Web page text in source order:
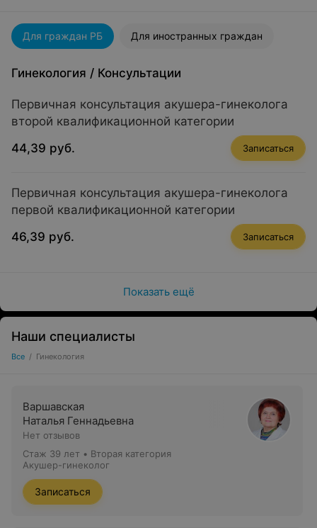
Для граждан РБ Для иностранных граждан
Гинекология / Консультации
Первичная консультация акушера-гинеколога
второй квалификационной категории
44,39 руб.
Записаться
Первичная консультация акушера-гинеколога
первой квалификационной категории
46,39 руб.
Записаться
Показать ещё
Наши специалисты
Все / Гинекология
Варшавская
Наталья Геннадьевна
Нет отзывов
Стаж 39 лет • Вторая категория
Акушер-гинеколог
Записаться